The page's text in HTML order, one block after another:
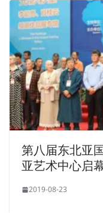
第八届东北亚
亚艺术中心启
2019-08-23